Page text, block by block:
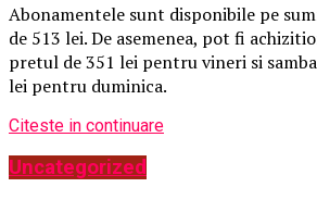
Abonamentele sunt disponibile pe
de 513 lei. De asemenea, pot fi
pretul de 351 lei pentru vineri si
lei pentru duminica.
Citeste in continuare
Uncategorized